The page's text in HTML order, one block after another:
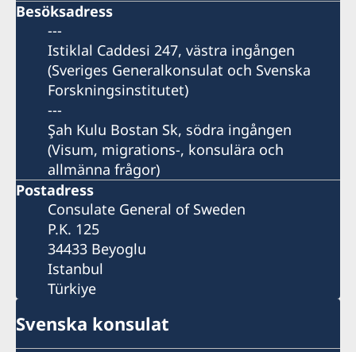
Besöksadress
---
Istiklal Caddesi 247, västra ingången
(Sveriges Generalkonsulat och Svenska
Forskningsinstitutet)
---
Şah Kulu Bostan Sk, södra ingången
(Visum, migrations-, konsulära och
allmänna frågor)
Postadress
Consulate General of Sweden
P.K. 125
34433 Beyoglu
Istanbul
Türkiye
Svenska konsulat